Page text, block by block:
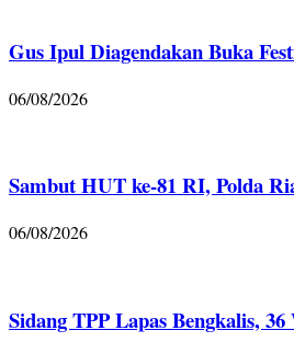
Gus Ipul Diagendakan Buka
06/08/2026
Sambut HUT ke-81 RI, Polda
06/08/2026
Sidang TPP Lapas Bengkalis,